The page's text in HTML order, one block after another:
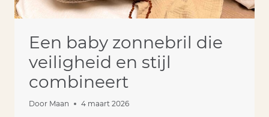
Een baby zonnebril die
veiligheid en stijl
combineert
Door Maan 4 maart 2026